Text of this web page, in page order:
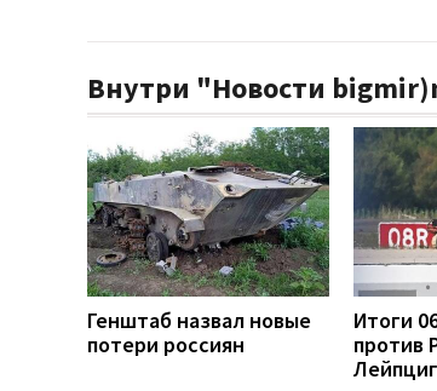
Внутри "Новости
Генштаб назвал новые
потери россиян
Итоги
против